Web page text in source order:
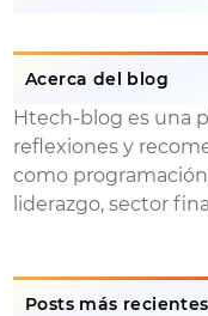
Acerca del blog
Htech-blog es una
reflexiones y
como
liderazgo, sector
Posts más recientes